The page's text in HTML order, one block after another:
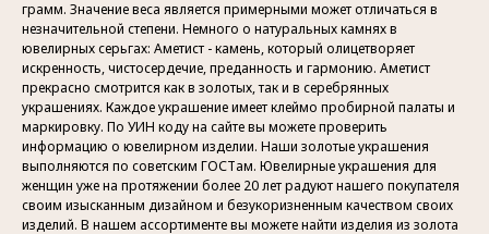
грамм. Значение веса является примерными может отличаться в
незначительной степени. Немного о натуральных камнях в
ювелирных серьгах: Аметист - камень, который олицетворяет
искренность, чистосердечие, преданность и гармонию. Аметист
прекрасно смотрится как в золотых, так и в серебрянных
украшениях. Каждое украшение имеет клеймо пробирной палаты и
маркировку. По УИН коду на сайте вы можете проверить
информацию о ювелирном изделии. Наши золотые украшения
выполняются по советским ГОСТам. Ювелирные украшения для
женщин уже на протяжении более 20 лет радуют нашего покупателя
своим изысканным дизайном и безукоризненным качеством своих
изделий. В нашем ассортименте вы можете найти изделия из золота